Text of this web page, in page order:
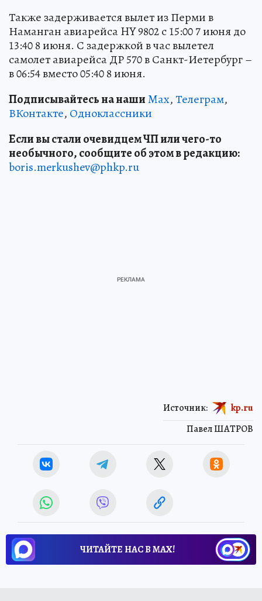
Также задерживается вылет из Перми в
Наманган авиарейса HY 9802 с 15:00 7 июня до
13:40 8 июня. С задержкой в час вылетел
самолет авиарейса ДР 570 в Санкт-Иетербург –
в 06:54 вместо 05:40 8 июня.
Подписывайтесь на нашиMax,Телеграм,
ВКонтакте, Одноклассники
Если вы стали очевидцем ЧП или чего-то
необычного, сообщите об этом в редакцию:
boris.merkushev@phkp.ru
Павел ШАТРОВ
Источник: kp.ru
ЧИТАЙТЕ НАС В МАХ!